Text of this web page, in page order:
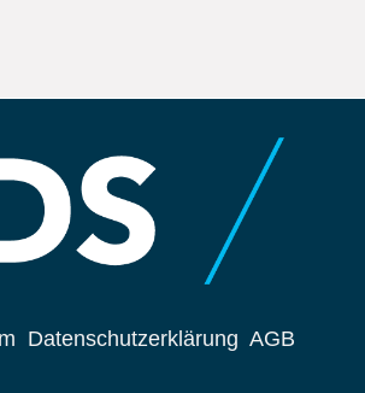
Datenschutzerklärung AGB